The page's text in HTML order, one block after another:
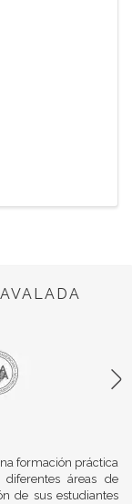
formación práctica
áreas de
de sus estudiantes